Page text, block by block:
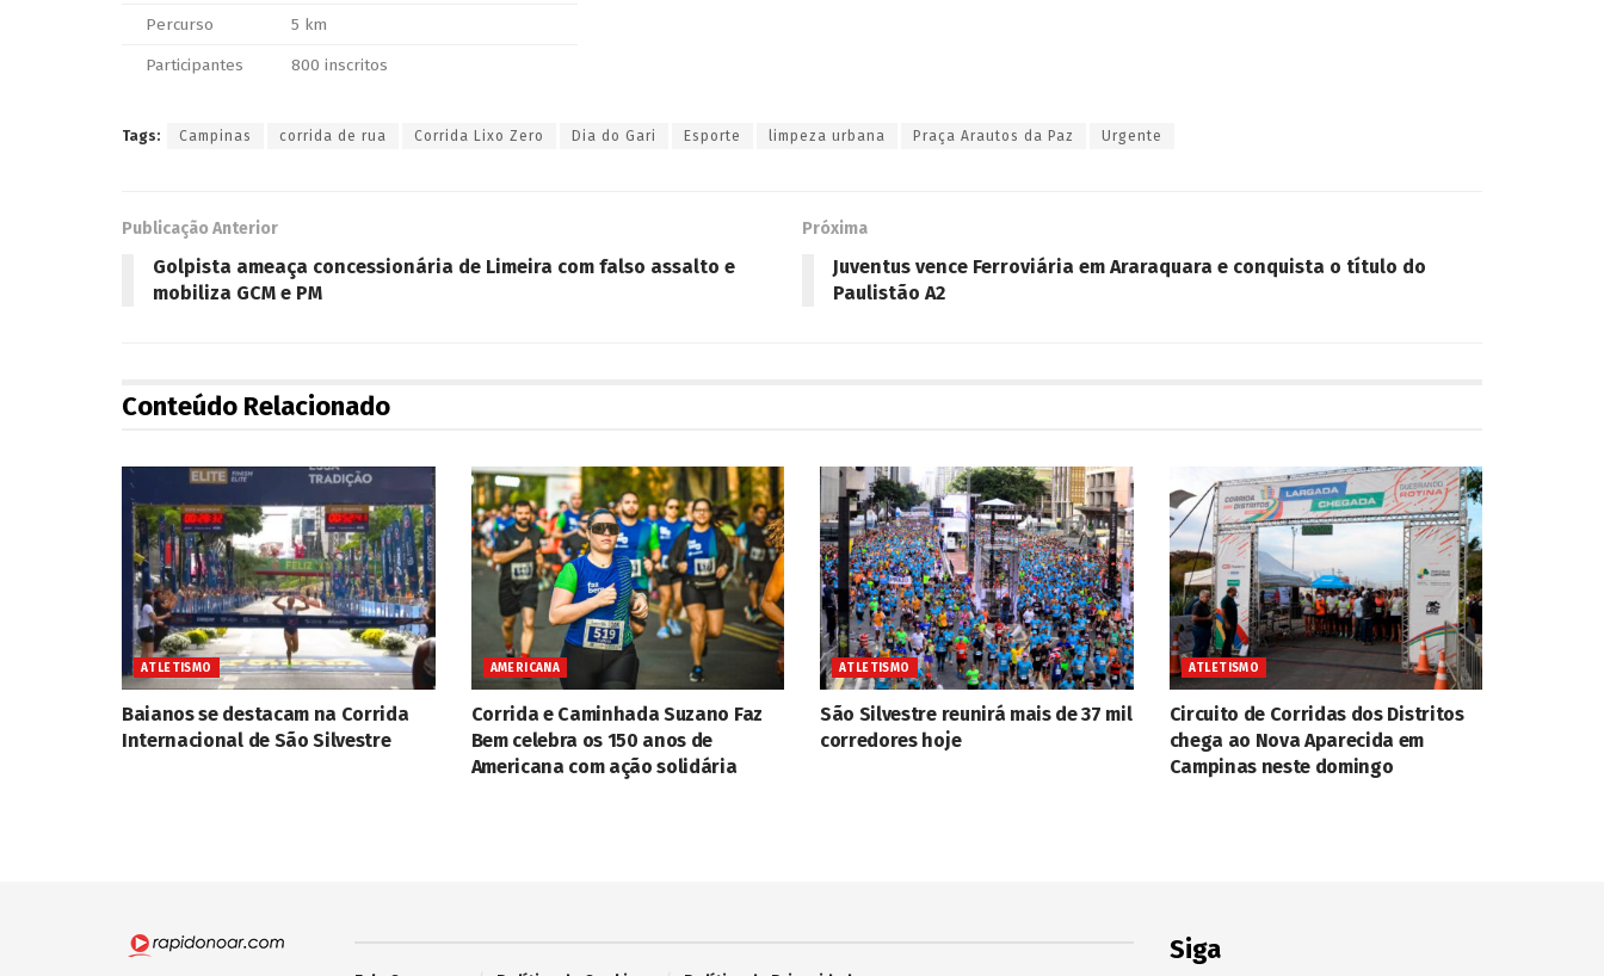
Percurso
5 km
Participantes
800 inscritos
Tags: Campinas corrida de rua Corrida Lixo Zero Dia do Gari Esporte limpeza urbana Praça Arautos da Paz Urgente
Publicação Anterior
Golpista ameaça concessionária de Limeira com falso assalto e
mobiliza GCM e PM
Próxima
Juventus vence Ferroviária em Araraquara e conquista o título do
Paulistão A2
Conteúdo Relacionado
ATLETISMO
Baianos se destacam na Corrida
Internacional de São Silvestre
AMERICANA
Corrida e Caminhada Suzano Faz
Bem celebra os 150 anos de
Americana com ação solidária
ATLETISMO
São Silvestre reunirá mais de 37 mil
corredores hoje
ATLETISMO
Circuito de Corridas dos Distritos
chega ao Nova Aparecida em
Campinas neste domingo
Siga